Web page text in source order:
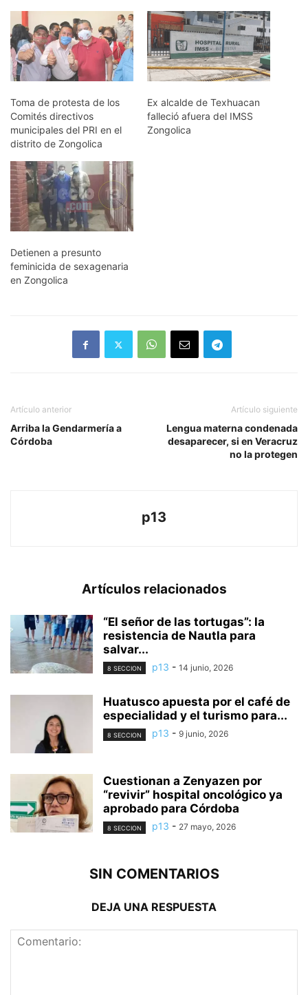
Toma de protesta de los
Comités directivos
municipales del PRI en el
distrito de Zongolica
Ex alcalde de Texhuacan
falleció afuera del IMSS
Zongolica
Detienen a presunto
feminicida de sexagenaria
en Zongolica
Artículo anterior
Arriba la Gendarmería a
Córdoba
Artículo siguiente
Lengua materna condenada
desaparecer, si en Veracruz
no la protegen
p13
Artículos relacionados
“El señor de las tortugas”: la
resistencia de Nautla para
salvar...
8 SECCION p13 - 14 junio, 2026
Huatusco apuesta por el café de
especialidad y el turismo para...
8 SECCION p13 - 9 junio, 2026
Cuestionan a Zenyazen por
“revivir” hospital oncológico ya
aprobado para Córdoba
8 SECCION p13 - 27 mayo, 2026
SIN COMENTARIOS
DEJA UNA RESPUESTA